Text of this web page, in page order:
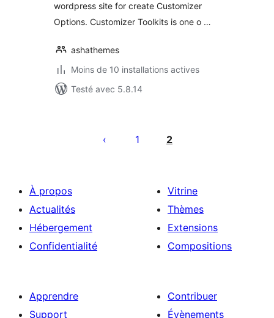
wordpress site for create Customizer
Options. Customizer Toolkits is one o …
ashathemes
Moins de 10 installations actives
Testé avec 5.8.14
1 2
À propos
Actualités
Hébergement
Confidentialité
Vitrine
Thèmes
Extensions
Compositions
Apprendre
Support
Contribuer
Évènements